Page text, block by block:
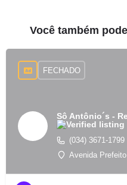
Você também
Sô Antônio´s -
(034) 3671-1799
Avenida
FECHADO